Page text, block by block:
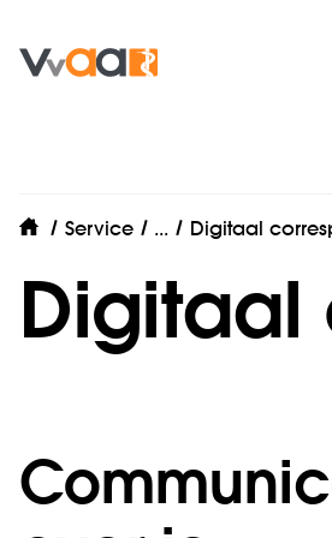
home
Service ... Zelf regelen
Digitaal
Digitaal